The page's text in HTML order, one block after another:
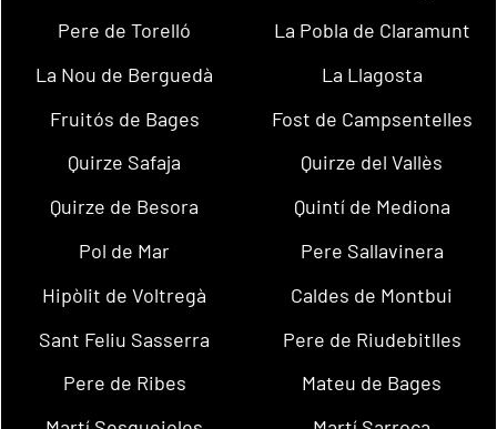
Pere de Torelló
La Pobla de Claramunt
La Nou de Berguedà
La Llagosta
Fruitós de Bages
Fost de Campsentelles
Quirze Safaja
Quirze del Vallès
Quirze de Besora
Quintí de Mediona
Pol de Mar
Pere Sallavinera
Hipòlit de Voltregà
Caldes de Montbui
Sant Feliu Sasserra
Pere de Riudebitlles
Pere de Ribes
Mateu de Bages